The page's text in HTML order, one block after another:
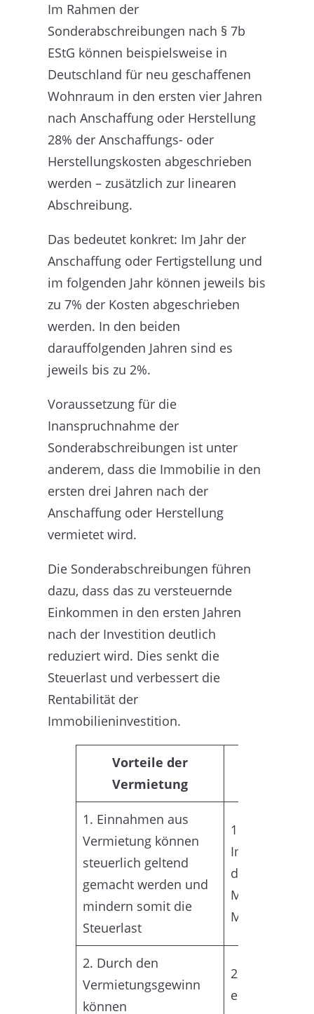
Im Rahmen der
Sonderabschreibungen nach § 7b
EStG können beispielsweise in
Deutschland für neu geschaffenen
Wohnraum in den ersten vier Jahren
nach Anschaffung oder Herstellung
28% der Anschaffungs- oder
Herstellungskosten abgeschrieben
werden – zusätzlich zur linearen
Abschreibung.
Das bedeutet konkret: Im Jahr der
Anschaffung oder Fertigstellung und
im folgenden Jahr können jeweils bis
zu 7% der Kosten abgeschrieben
werden. In den beiden
darauffolgenden Jahren sind es
jeweils bis zu 2%.
Voraussetzung für die
Inanspruchnahme der
Sonderabschreibungen ist unter
anderem, dass die Immobilie in den
ersten drei Jahren nach der
Anschaffung oder Herstellung
vermietet wird.
Die Sonderabschreibungen führen
dazu, dass das zu versteuernde
Einkommen in den ersten Jahren
nach der Investition deutlich
reduziert wird. Dies senkt die
Steuerlast und verbessert die
Rentabilität der
Immobilieninvestition.
Vorteile der
Vermietung
1. Einnahmen aus
Vermietung können
steuerlich geltend
gemacht werden und
mindern somit die
Steuerlast
1. Bei
Immobilien
das Risiko
Mietausfällen
2. Durch den
Vermietungsgewinn
können
2.
erfordern